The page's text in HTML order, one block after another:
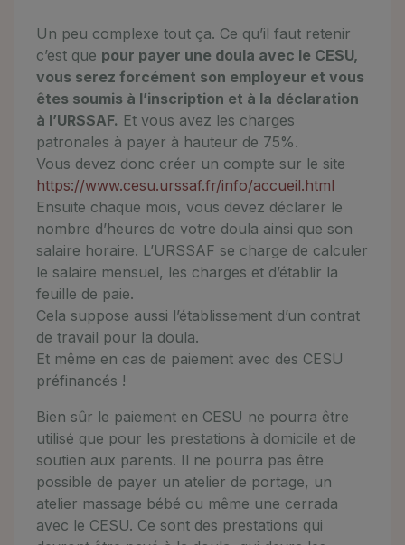
Un peu complexe tout ça. Ce qu’il faut retenir
c’est que pour payer une doula avec le CESU,
vous serez forcément son employeur et vous
êtes soumis à l’inscription et à la déclaration
à l’URSSAF. Et vous avez les charges
patronales à payer à hauteur de 75%.
Vous devez donc créer un compte sur le site
https://www.cesu.urssaf.fr/info/accueil.html
Ensuite chaque mois, vous devez déclarer le
nombre d’heures de votre doula ainsi que son
salaire horaire. L’URSSAF se charge de calculer
le salaire mensuel, les charges et d’établir la
feuille de paie.
Cela suppose aussi l’établissement d’un contrat
de travail pour la doula.
Et même en cas de paiement avec des CESU
préfinancés !
Bien sûr le paiement en CESU ne pourra être
utilisé que pour les prestations à domicile et de
soutien aux parents. Il ne pourra pas être
possible de payer un atelier de portage, un
atelier massage bébé ou même une cerrada
avec le CESU. Ce sont des prestations qui